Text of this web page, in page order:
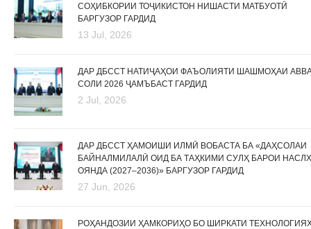
СОҲИБКОРИИ ТОҶИКИСТОН НИШАСТИ МАТБУОТӢ
БАРГУЗОР ГАРДИД
13 Jul, 2026
ДАР ДБССТ НАТИҶАҲОИ ФАЪОЛИЯТИ ШАШМОҲАИ
СОЛИ 2026 ҶАМЪБАСТ ГАРДИД
2 Jul, 2026
ДАР ДБССТ ҲАМОИШИ ИЛМӢ ВОБАСТА БА «ДАҲСОЛАИ
БАЙНАЛМИЛАЛӢ ОИД БА ТАҲКИМИ СУЛҲ БАРОИ
ОЯНДА (2027–2036)» БАРГУЗОР ГАРДИД
27 Jun, 2026
РОҲАНДОЗИИ ҲАМКОРИҲО БО ШИРКАТИ